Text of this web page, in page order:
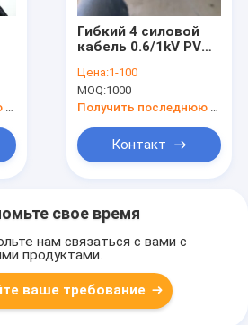
Получить последнюю цену
Гибкий 4 силовой
кабель 0.6/1kV PVC
VVR ядра
изолированный
Цена:1-100
MOQ:1000
Получить последнюю цену
Контакт
свое время
нам связаться с вами с
продуктами.
ваше требование